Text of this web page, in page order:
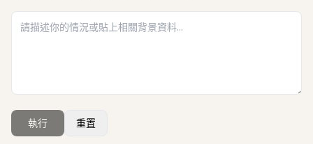
執行 重置